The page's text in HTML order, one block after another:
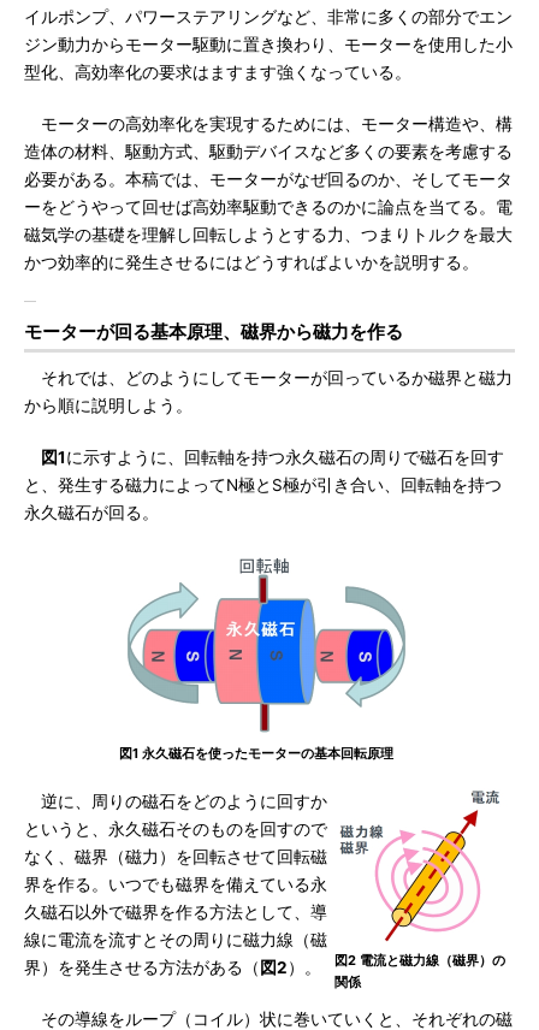
イルポンプ、パワーステアリングなど、非常に多くの部分でエン
ジン動力からモーター駆動に置き換わり、モーターを使用した小
型化、高効率化の要求はますます強くなっている。
モーターの高効率化を実現するためには、モーター構造や、構
造体の材料、駆動方式、駆動デバイスなど多くの要素を考慮する
必要がある。本稿では、モーターがなぜ回るのか、そしてモータ
ーをどうやって回せば高効率駆動できるのかに論点を当てる。電
磁気学の基礎を理解し回転しようとする力、つまりトルクを最大
かつ効率的に発生させるにはどうすればよいかを説明する。
モーターが回る基本原理、磁界から磁力を作る
それでは、どのようにしてモーターが回っているか磁界と磁力
から順に説明しよう。
図1に示すように、回転軸を持つ永久磁石の周りで磁石を回す
と、発生する磁力によってN極とS極が引き合い、回転軸を持つ
永久磁石が回る。
図1 永久磁石を使ったモーターの基本回転原理
図2 電流と磁力線（磁界）の
関係
逆に、周りの磁石をどのように回すか
というと、永久磁石そのものを回すので
なく、磁界（磁力）を回転させて回転磁
界を作る。いつでも磁界を備えている永
久磁石以外で磁界を作る方法として、導
線に電流を流すとその周りに磁力線（磁
界）を発生させる方法がある（ 図2）。
その導線をループ（コイル）状に巻いていくと、それぞれの磁